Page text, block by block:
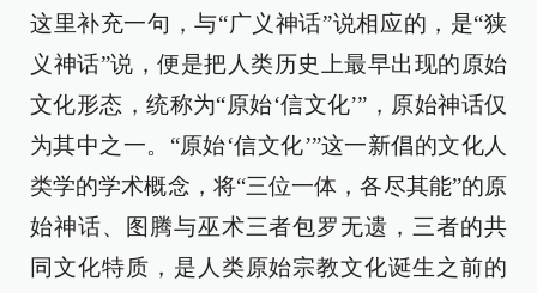
这里补充一句，与“广义神话”说相应的，是“狭
义神话”说，便是把人类历史上最早出现的原始
文化形态，统称为“原始‘信文化’”，原始神话仅
为其中之一。“原始‘信文化’”这一新倡的文化人
类学的学术概念，将“三位一体，各尽其能”的原
始神话、图腾与巫术三者包罗无遗，三者的共
同文化特质，是人类原始宗教文化诞生之前的